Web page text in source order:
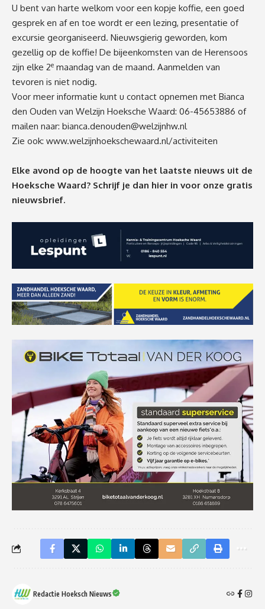
U bent van harte welkom voor een kopje koffie, een goed
gesprek en af en toe wordt er een lezing, presentatie of
excursie georganiseerd. Nieuwsgierig geworden, kom
gezellig op de koffie! De bijeenkomsten van de Herensoos
zijn elke 2e maandag van de maand. Aanmelden van
tevoren is niet nodig.
Voor meer informatie kunt u contact opnemen met Bianca
den Ouden van Welzijn Hoeksche Waard: 06-45653886 of
mailen naar: bianca.denouden@welzijnhw.nl
Zie ook: www.welzijnhoekschewaard.nl/activiteiten
Elke avond op de hoogte van het laatste nieuws uit de
Hoeksche Waard? Schrijf je dan hier in voor onze gratis
nieuwsbrief.
Redactie Hoeksch Nieuws